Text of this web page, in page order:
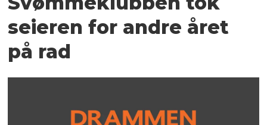
seieren for andre året
på rad